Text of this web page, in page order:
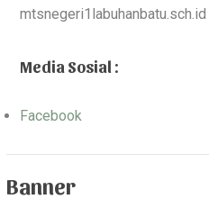
mtsnegeri1labuhanbatu.sch.id
Media Sosial :
Facebook
Banner